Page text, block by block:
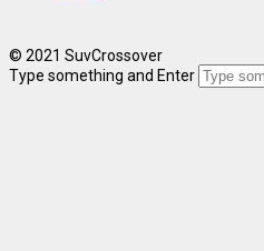
© 2021 SuvCrossover
Type something and Enter